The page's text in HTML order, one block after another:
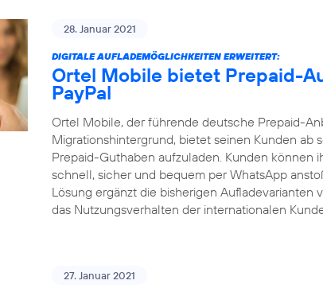
28. Januar 2021
DIGITALE AUFLADEMÖGLICHKEITEN ERWEITERT:
Ortel Mobile bietet Prepaid-
PayPal
Ortel Mobile, der führende deutsche Prepaid-
Migrationshintergrund, bietet seinen Kunden ab
Prepaid-Guthaben aufzuladen. Kunden können
schnell, sicher und bequem per WhatsApp
Lösung ergänzt die bisherigen
das Nutzungsverhalten der internationalen
27. Januar 2021